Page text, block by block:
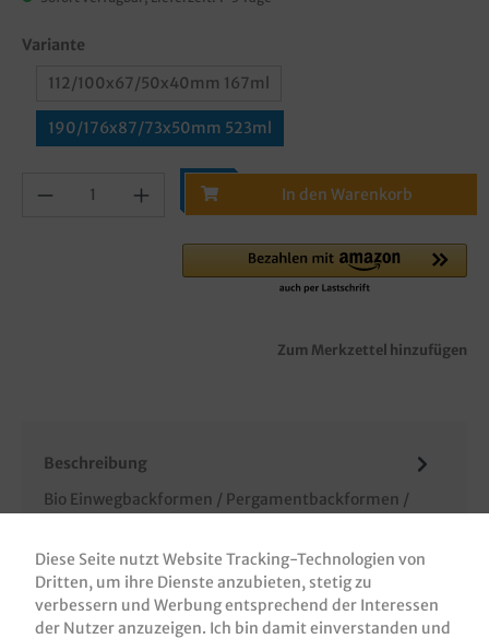
Variante
112/100x67/50x40mm 167ml
190/176x87/73x50mm 523ml
In den Warenkorb
Zum Merkzettel hinzufügen
Beschreibung
Bio Einwegbackformen / Pergamentbackformen /
Bewertungen
Informationen zur Produktsicherheit
Diese Seite nutzt Website Tracking-Technologien von
Dritten, um ihre Dienste anzubieten, stetig zu
verbessern und Werbung entsprechend der Interessen
der Nutzer anzuzeigen. Ich bin damit einverstanden und